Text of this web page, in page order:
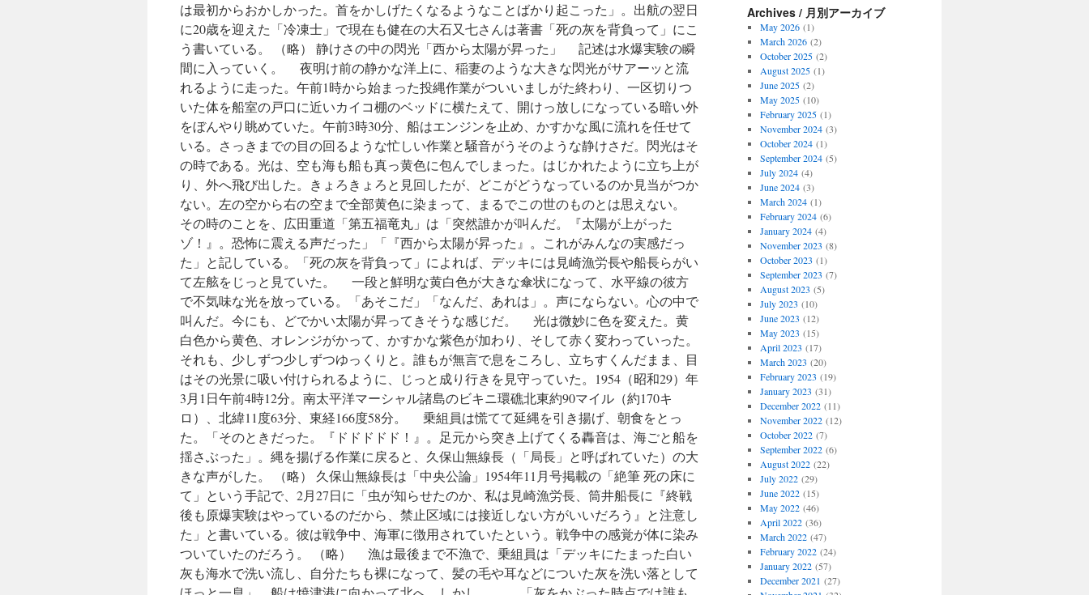
て
い
る」
終
戦
9
年
目、
日
本
水
爆
実
験
被
害
者
に
ア
メ
リ
カ
か
ら
向
け
ら
れ
た
言
葉
via
文
春
ン
ラ
イ
ン
は最初からおかしかった。首をかしげたくなるようなことばかり起こった」。出航の翌日
に20歳を迎えた「冷凍士」で現在も健在の大石又七さんは著書「死の灰を背負って」にこ
う書いている。 （略） 静けさの中の閃光「西から太陽が昇った」 記述は水爆実験の瞬
間に入っていく。 夜明け前の静かな洋上に、稲妻のような大きな閃光がサアーッと流
れるように走った。午前1時から始まった投縄作業がついいましがた終わり、一区切りつ
いた体を船室の戸口に近いカイコ棚のベッドに横たえて、開けっ放しになっている暗い外
をぼんやり眺めていた。午前3時30分、船はエンジンを止め、かすかな風に流れを任せて
いる。さっきまでの目の回るような忙しい作業と騒音がうそのような静けさだ。閃光はそ
の時である。光は、空も海も船も真っ黄色に包んでしまった。はじかれたように立ち上が
り、外へ飛び出した。きょろきょろと見回したが、どこがどうなっているのか見当がつか
ない。左の空から右の空まで全部黄色に染まって、まるでこの世のものとは思えない。
その時のことを、広田重道「第五福竜丸」は「突然誰かが叫んだ。『太陽が上がった
ゾ！』。恐怖に震える声だった」「『西から太陽が昇った』。これがみんなの実感だっ
た」と記している。「死の灰を背負って」によれば、デッキには見崎漁労長や船長らがい
て左舷をじっと見ていた。 一段と鮮明な黄白色が大きな傘状になって、水平線の彼方
で不気味な光を放っている。「あそこだ」「なんだ、あれは」。声にならない。心の中で
叫んだ。今にも、どでかい太陽が昇ってきそうな感じだ。 光は微妙に色を変えた。黄
白色から黄色、オレンジがかって、かすかな紫色が加わり、そして赤く変わっていった。
それも、少しずつ少しずつゆっくりと。誰もが無言で息をころし、立ちすくんだまま、目
はその光景に吸い付けられるように、じっと成り行きを見守っていた。1954（昭和29）年
3月1日午前4時12分。南太平洋マーシャル諸島のビキニ環礁北東約90マイル（約170キ
ロ）、北緯11度63分、東経166度58分。 乗組員は慌てて延縄を引き揚げ、朝食をとっ
た。「そのときだった。『ドドドドド！』。足元から突き上げてくる轟音は、海ごと船を
揺さぶった」。縄を揚げる作業に戻ると、久保山無線長（「局長」と呼ばれていた）の大
きな声がした。 （略） 久保山無線長は「中央公論」1954年11月号掲載の「絶筆 死の床に
て」という手記で、2月27日に「虫が知らせたのか、私は見崎漁労長、筒井船長に『終戦
後も原爆実験はやっているのだから、禁止区域には接近しない方がいいだろう』と注意し
た」と書いている。彼は戦争中、海軍に徴用されていたという。戦争中の感覚が体に染み
ついていたのだろう。 （略） 漁は最後まで不漁で、乗組員は「デッキにたまった白い
灰も海水で洗い流し、自分たちも裸になって、髪の毛や耳などについた灰を洗い落として
Archives / 月別アーカイブ
May 2026(1)
March 2026(2)
October 2025(2)
August 2025(1)
June 2025(2)
May 2025(10)
February 2025(1)
November 2024(3)
October 2024(1)
September 2024(5)
July 2024(4)
June 2024(3)
March 2024(1)
February 2024(6)
January 2024(4)
November 2023 (8)
October 2023 (1)
September 2023 (7)
August 2023 (5)
July 2023 (10)
June 2023 (12)
May 2023 (15)
April 2023 (17)
March 2023 (20)
February 2023 (19)
January 2023 (31)
December 2022(11)
November 2022(12)
October 2022(7)
September 2022(6)
August 2022(22)
July 2022(29)
June 2022(15)
May 2022(46)
April 2022(36)
March 2022(47)
February 2022(24)
January 2022(57)
December 2021 (27)